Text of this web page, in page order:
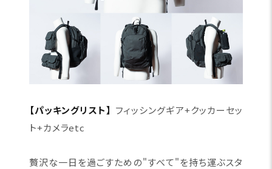
【パッキングリスト】 フィッシングギア+クッカーセッ
ト+カメラetc
贅沢な一日を過ごすための"すべて"を持ち運ぶスタ